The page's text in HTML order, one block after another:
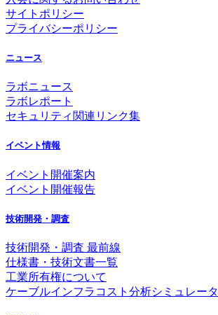
サイトポリシー
プライバシーポリシー
ニュース
ラボニュース
ラボレポート
セキュリティ関連リンク集
イベント情報
イベント開催案内
イベント開催報告
技術開発・調査
技術開発・調査 最前線
仕様書・技術文書一覧
工業所有権について
ケーブルインフラコスト分析シミュレータ